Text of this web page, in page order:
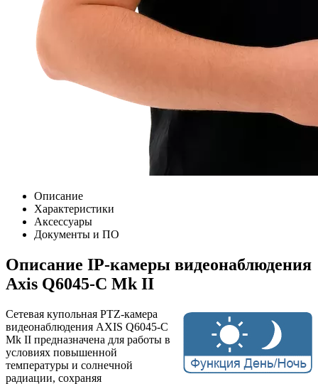
Описание
Характеристики
Аксессуары
Документы и ПО
Описание IP-камеры видеонаблюдения
Axis Q6045-С Mk II
Сетевая купольная PTZ-камера
видеонаблюдения AXIS Q6045-С
Mk II предназначена для работы в
условиях повышенной
температуры и солнечной
радиации, сохраняя